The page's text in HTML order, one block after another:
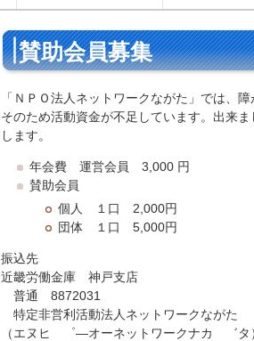
賛助会員募集
「ＮＰＯ法人ネットワークながた」では、
そのため活動資金が不足しています。出来
します。
年会費 運営会員 3,000 円
賛助会員
個人 １口 2,000円
団体 １口 5,000円
振込先
近畿労働金庫 神戸支店
普通 8872031
特定非営利活動法人ネットワークながた
（エヌヒ ゜―オーネットワークナカ ゛タ